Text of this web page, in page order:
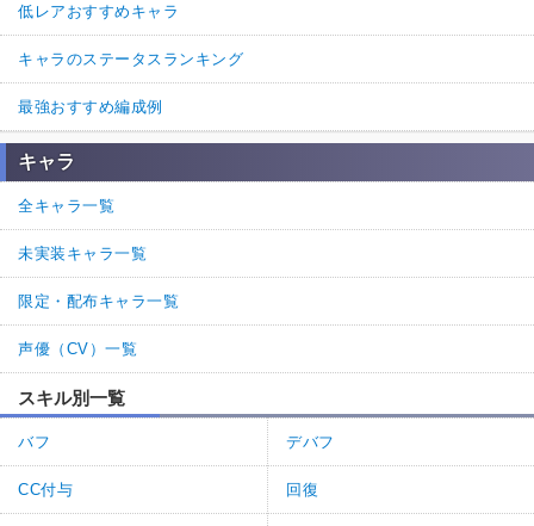
低レアおすすめキャラ
キャラのステータスランキング
最強おすすめ編成例
キャラ
全キャラ一覧
未実装キャラ一覧
限定・配布キャラ一覧
声優（CV）一覧
スキル別一覧
バフ デバフ
CC付与 回復